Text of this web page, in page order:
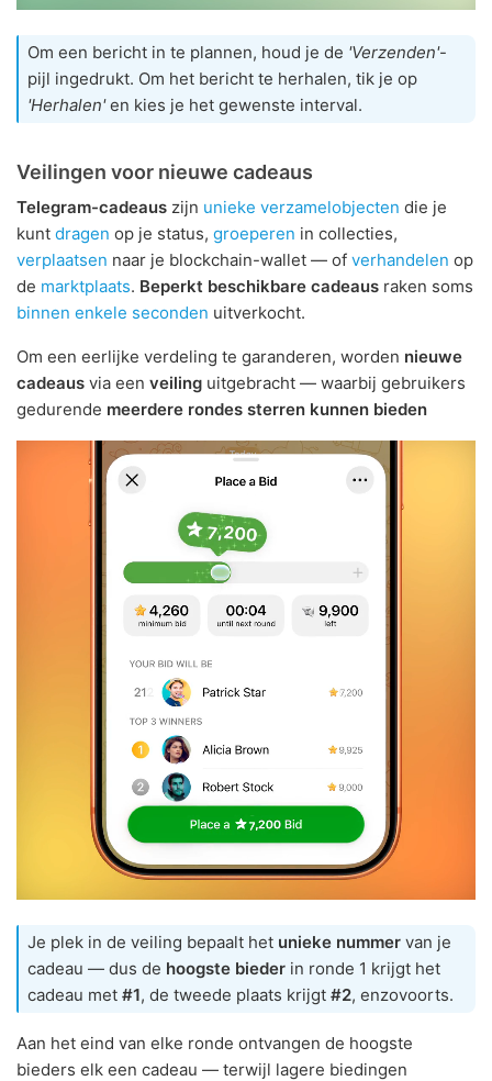
Om een bericht in te plannen, houd je de 'Verzenden'-
pijl ingedrukt. Om het bericht te herhalen, tik je op
'Herhalen'en kies je het gewenste interval.
Veilingen voor nieuwe cadeaus
Telegram-cadeaus zijn unieke verzamelobjecten die je
kunt dragen op je status, groeperen in collecties,
verplaatsen naar je blockchain-wallet — of verhandelen op
de marktplaats. Beperkt beschikbare cadeaus raken soms
binnen enkele seconden uitverkocht.
Om een eerlijke verdeling te garanderen, worden nieuwe
cadeaus via een veiling uitgebracht — waarbij gebruikers
gedurende meerdere rondes sterren kunnen bieden
Je plek in de veiling bepaalt het unieke nummer van je
cadeau — dus de hoogste bieder in ronde 1 krijgt het
cadeau met #1, de tweede plaats krijgt #2, enzovoorts.
Aan het eind van elke ronde ontvangen de hoogste
bieders elk een cadeau — terwijl lagere biedingen